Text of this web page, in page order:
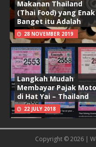
Makanan Thailand
(Thai Food) yang Enak
Banget itu Adalah
28 NOVEMBER 2019
Langkah Mudah
Membayar Pajak
di Hat Yai – Thailand
22 JULY 2018
Copyright © 2026 |